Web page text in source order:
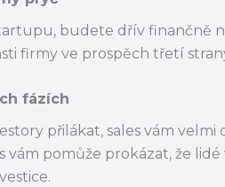
budete dřív finančně
firmy ve prospěch třetí
fázích
přilákat, sales vám velmi
vám pomůže prokázat, že